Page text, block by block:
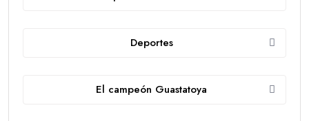
Deportes
El campeón Guastatoya